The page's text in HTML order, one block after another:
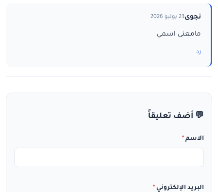
نجوى23 يوليو 2026
مامعنى اسمي
رد
💬 أضف تعليقاً
الاسم *
البريد الإلكتروني *